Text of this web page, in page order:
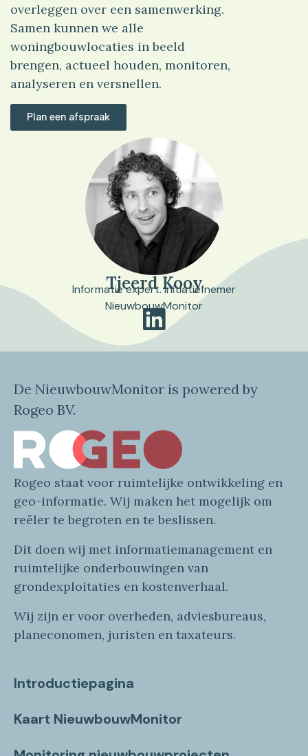
overleggen over een samenwerking.
Samen kunnen we alle
woningbouwlocaties in beeld
brengen, actueel houden, monitoren,
analyseren en versnellen.
Plan een afspraak
Tjeerd Kooy
Informatie expert. Initiatiefnemer
NieuwbouwMonitor
De NieuwbouwMonitor is powered by
Rogeo BV.
Rogeo staat voor ruimtelijke ontwikkeling en
geo-informatie. Wij maken het mogelijk om
reëler te begroten en te beslissen.
Dit doen wij met informatiemanagement en
ruimtelijke onderbouwingen van
grondexploitaties en kostenverhaal.
Wij zijn er voor overheden, adviesbureaus,
planeconomen, juristen en taxateurs.
Introductiepagina
Kaart NieuwbouwMonitor